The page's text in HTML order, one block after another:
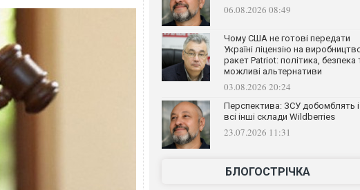
06.08.2026 08:49
Чому США не готові передати
Україні ліцензію на
ракет Patriot: політика, безпека
можливі альтернативи
03.08.2026 20:24
Перспектива: ЗСУ добомблять і
всі інші склади Wildberries
23.07.2026 11:31
БЛОГОСТРІЧКА